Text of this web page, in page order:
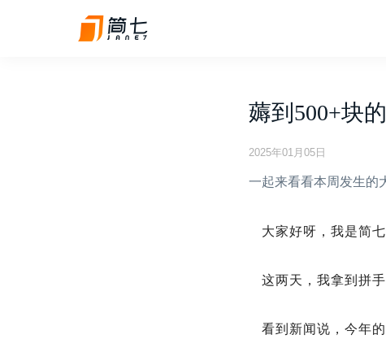
薅到500+块
2025年01月05日
一起来看看本周发生的
大家好呀，我是简
这两天，我拿到拼
看到新闻说，今年